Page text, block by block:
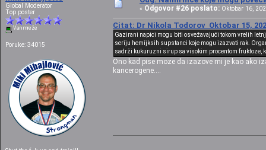
Global Moderator
Top poster
Van mreže
Poruke: 34015
« Odgovor #26 poslato: Oktobar 16,
Citat: Dr Nikola Todorov Oktobar 15,
Gazirani napici mogu biti osvežavajući tokom vrelih
seriju hemijksih supstanci koje mogu izazvati rak.
sadrži kukuruzni sirup sa visokim procentom fruktoze,
Ono kad pise moze da izazove mi je kao ako
kancerogene....